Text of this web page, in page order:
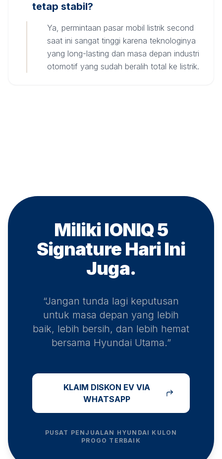
tetap stabil?
Ya, permintaan pasar mobil listrik second
saat ini sangat tinggi karena teknologinya
yang long-lasting dan masa depan industri
otomotif yang sudah beralih total ke listrik.
Miliki IONIQ 5
Signature Hari Ini
Juga.
“Jangan tunda lagi keputusan
untuk masa depan yang lebih
baik, lebih bersih, dan lebih hemat
bersama Hyundai Utama.”
KLAIM DISKON EV VIA
WHATSAPP
PUSAT PENJUALAN HYUNDAI KULON
PROGO TERBAIK